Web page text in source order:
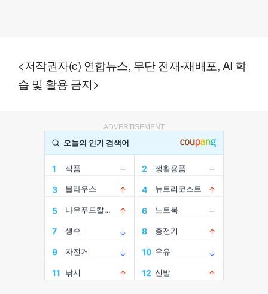
<저작권자(c) 연합뉴스, 무단 전재-재배포, AI 학
습 및 활용 금지>
ADVERTISEMENT